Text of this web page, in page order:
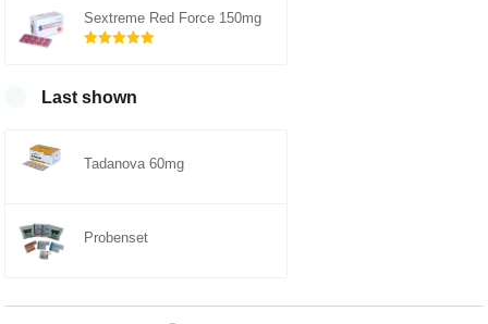
5
Sextreme Red Force 150mg
Last shown
Tadanova 60mg
Probenset